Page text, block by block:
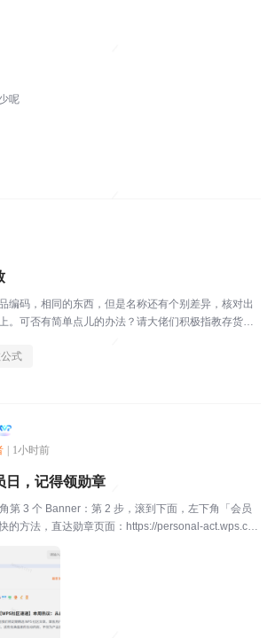
呢
编码，相同的东西，但是名称还有个别差异，核对出
。可否有简单点儿的办法？请大佬们积极指教存货规
袋袋5.00乌...
式
1小时前
日，记得领勋章
第 3 个 Banner：第 2 步，滚到下面，左下角「会员
的方法，直达勋章页面：https://personal-act.wps.cn/